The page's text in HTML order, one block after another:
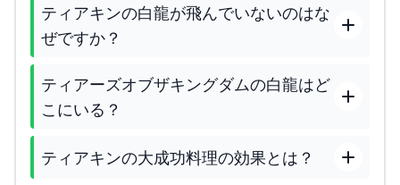
ティアキンの白龍が飛んでいないのはな
ぜですか？
ティアーズオブザキングダムの白龍はど
こにいる？
ティアキンの大成功料理の効果とは？